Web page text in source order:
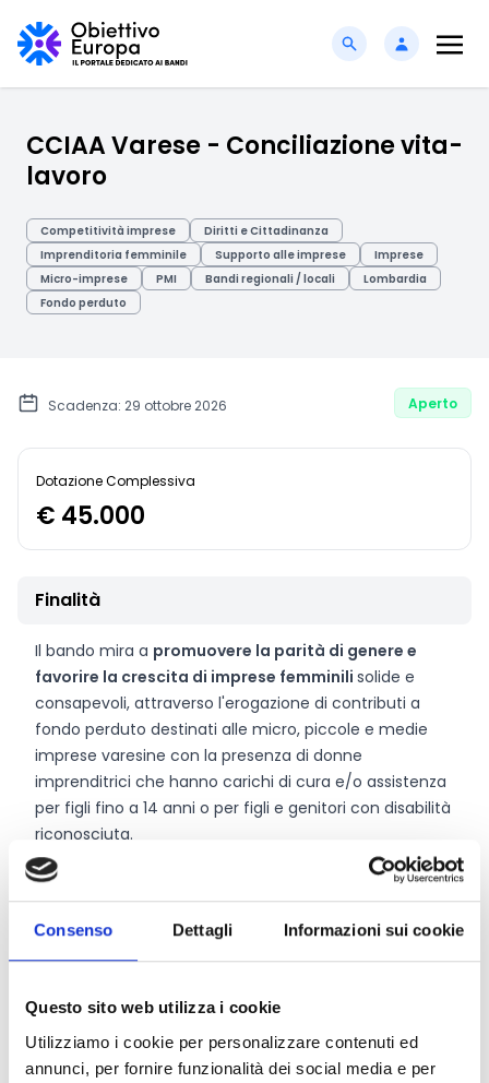
Consenso Dettagli Informazioni sui cookie
Questo sito web utilizza i cookie
Utilizziamo i cookie per personalizzare contenuti ed
annunci, per fornire funzionalità dei social media e per
CCIAA Varese - Conciliazione vita-
lavoro
Competitività imprese
Diritti e Cittadinanza
Imprenditoria femminile
Supporto alle imprese
Imprese
Micro-imprese
PMI Bandi regionali / locali
Lombardia
Fondo perduto
Scadenza: 29 ottobre 2026 Aperto
Dotazione Complessiva
€ 45.000
Finalità
Il bando mira a promuovere la parità di genere e
favorire la crescita di imprese femminili solide e
consapevoli, attraverso l'erogazione di contributi a
fondo perduto destinati alle micro, piccole e medie
imprese varesine con la presenza di donne
imprenditrici che hanno carichi di cura e/o assistenza
per figli fino a 14 anni o per figli e genitori con disabilità
riconosciuta.
Conosci Obiettivo Europa?
Prova gratis